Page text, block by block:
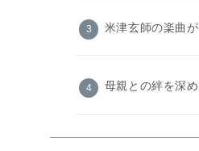
米津玄師の楽曲
母親との絆を深